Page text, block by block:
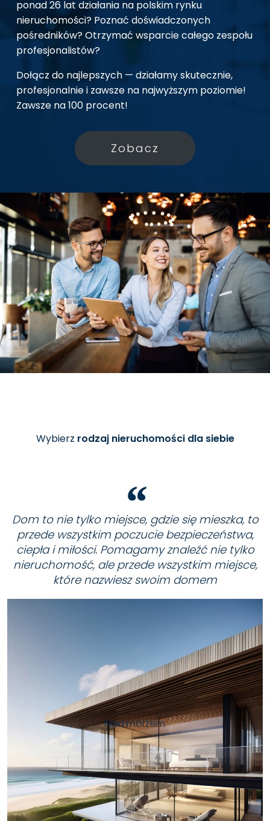
ponad 26 lat działania na polskim rynku
nieruchomości? Poznać doświadczonych
pośredników? Otrzymać wsparcie całego zespołu
profesjonalistów?
Dołącz do najlepszych — działamy skutecznie,
profesjonalnie i zawsze na najwyższym poziomie!
Zawsze na 100 procent!
Zobacz
Wybierz rodzaj nieruchomości dla siebie
Dom to nie tylko miejsce, gdzie się mieszka, to
przede wszystkim poczucie bezpieczeństwa,
ciepła i miłości. Pomagamy znaleźć nie tylko
nieruchomość, ale przede wszystkim miejsce,
które nazwiesz swoim domem
Nad morzem